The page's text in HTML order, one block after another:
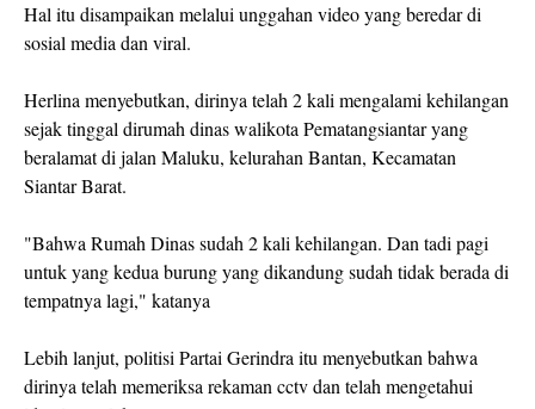
Hal itu disampaikan melalui unggahan video yang beredar di
sosial media dan viral.
Herlina menyebutkan, dirinya telah 2 kali mengalami kehilangan
sejak tinggal dirumah dinas walikota Pematangsiantar yang
beralamat di jalan Maluku, kelurahan Bantan, Kecamatan
Siantar Barat.
"Bahwa Rumah Dinas sudah 2 kali kehilangan. Dan tadi pagi
untuk yang kedua burung yang dikandung sudah tidak berada di
tempatnya lagi," katanya
Lebih lanjut, politisi Partai Gerindra itu menyebutkan bahwa
dirinya telah memeriksa rekaman cctv dan telah mengetahui